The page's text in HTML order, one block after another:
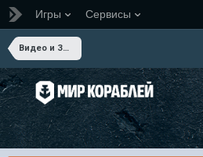
Игры Сервисы
Видео и Звук